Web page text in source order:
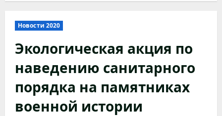
Новости 2020
Экологическая акция по
наведению санитарного
порядка на памятниках
военной истории